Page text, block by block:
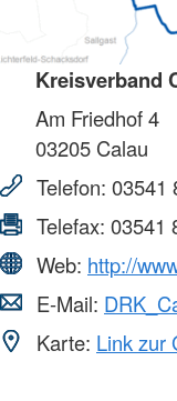
Kreisverband
Am Friedhof 4
03205 Calau
Telefon: 03541
Telefax: 03541
Web: http://
E-Mail:
Karte: Link zur